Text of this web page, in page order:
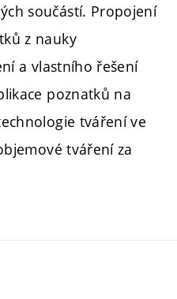
součástí. Propojení
z nauky
a vlastního řešení
poznatků na
tváření ve
tváření za